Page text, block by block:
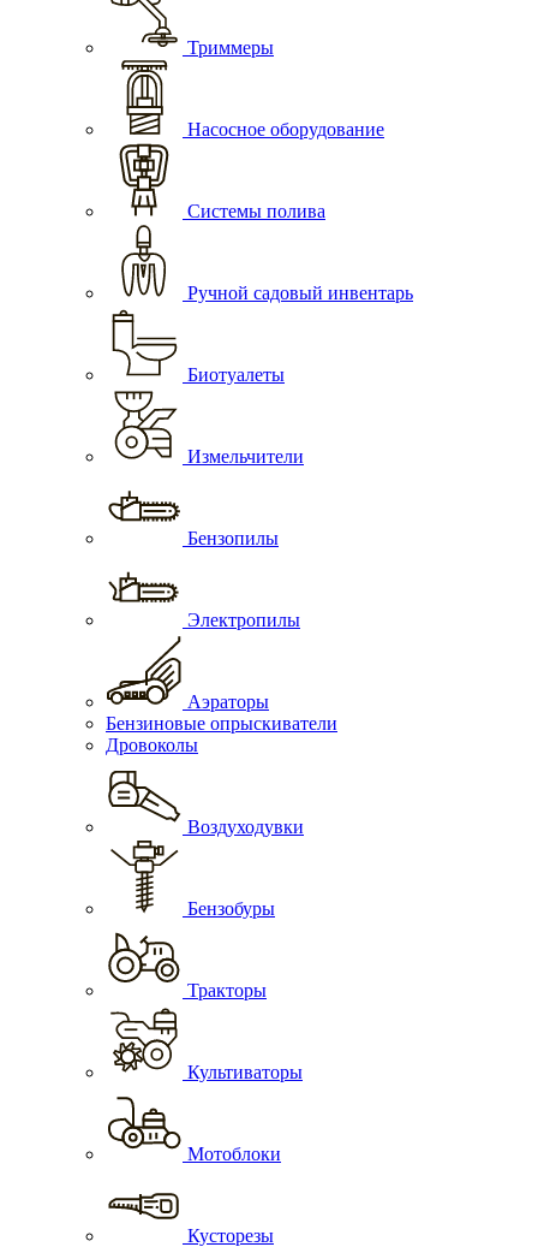
Триммеры
Насосное оборудование
Системы полива
Ручной садовый инвентарь
Биотуалеты
Измельчители
Бензопилы
Электропилы
Аэраторы
Бензиновые опрыскиватели
Дровоколы
Воздуходувки
Бензобуры
Тракторы
Культиваторы
Мотоблоки
Кусторезы